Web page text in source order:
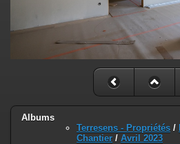
Albums
Terresens - Propriétés /
Chantier / Avril 2023